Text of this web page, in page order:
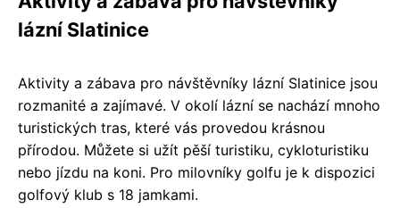
lázní Slatinice
Aktivity a zábava pro návštěvníky lázní Slatinice jsou
rozmanité a zajímavé. V okolí lázní se nachází mnoho
turistických tras, které vás provedou krásnou
přírodou. Můžete si užít pěší turistiku, cykloturistiku
nebo jízdu na koni. Pro milovníky golfu je k dispozici
golfový klub s 18 jamkami.